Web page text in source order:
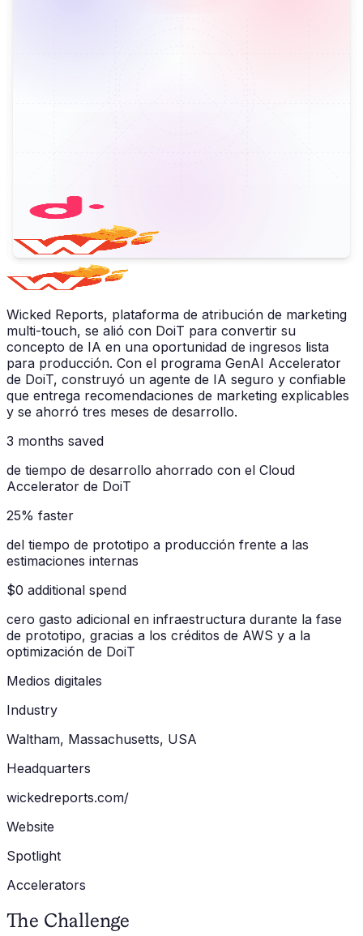
Wicked Reports, plataforma de atribución de marketing
multi-touch, se alió con DoiT para convertir su
concepto de IA en una oportunidad de ingresos lista
para producción. Con el programa GenAI Accelerator
de DoiT, construyó un agente de IA seguro y confiable
que entrega recomendaciones de marketing explicables
y se ahorró tres meses de desarrollo.
3 months saved
de tiempo de desarrollo ahorrado con el Cloud
Accelerator de DoiT
25% faster
del tiempo de prototipo a producción frente a las
estimaciones internas
$0 additional spend
cero gasto adicional en infraestructura durante la fase
de prototipo, gracias a los créditos de AWS y a la
optimización de DoiT
Medios digitales
Industry
Waltham, Massachusetts, USA
Headquarters
wickedreports.com/
Website
Spotlight
Accelerators
The Challenge